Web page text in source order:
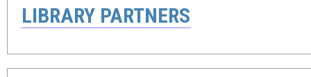
LIBRARY PARTNERS